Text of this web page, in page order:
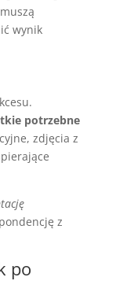
wynik
potrzebne
zdjęcia z
z
po